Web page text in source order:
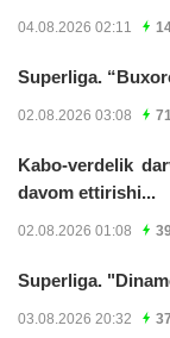
04.08.2026 02:11
Superliga.
02.08.2026 03:08
Kabo-verdelik
davom ettirishi...
02.08.2026 01:08
Superliga.
03.08.2026 20:32